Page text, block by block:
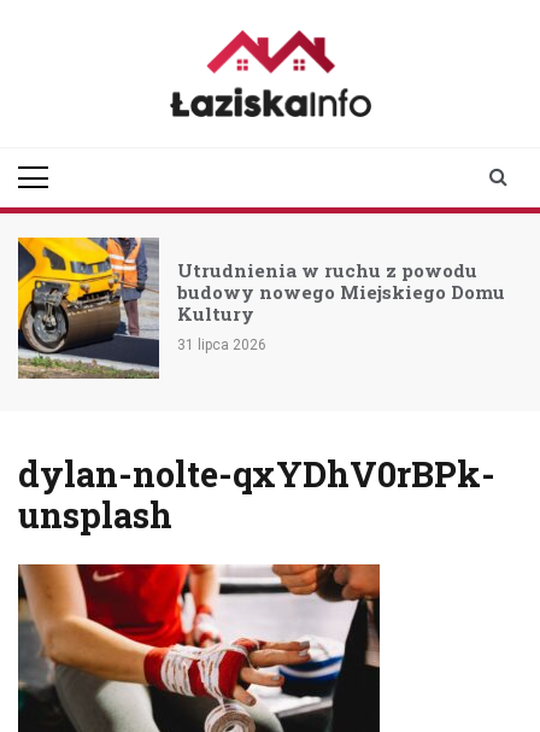
Utrudnienia w ruchu z powodu
budowy nowego Miejskiego Domu
Kultury
31 lipca 2026
dylan-nolte-qxYDhV0rBPk-
unsplash